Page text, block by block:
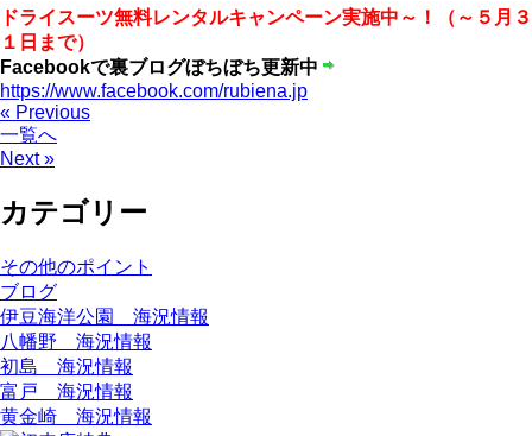
ドライスーツ無料レンタルキャンペーン実施中～！（～５月３
１日まで）
Facebookで裏ブログぼちぼち更新中
https://www.facebook.com/rubiena.jp
« Previous
一覧へ
Next »
カテゴリー
その他のポイント
ブログ
伊豆海洋公園 海況情報
八幡野 海況情報
初島 海況情報
富戸 海況情報
黄金崎 海況情報